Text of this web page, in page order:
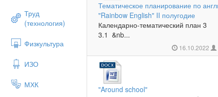
Труд
(технология)
Физкультура
ИЗО
МХК
Тематическое планирование по
"Rainbow English" II полугодие
Календарно-тематический план
3.1 &nb...
16.10.2022
"Around school"